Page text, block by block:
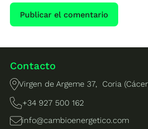
Contacto
Virgen de Argeme 37, Coria
+34 927 500 162
info@cambioenergetico.com